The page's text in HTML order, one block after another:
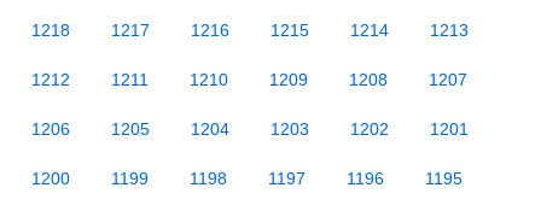
1218 1217 1216 1215 1214 1213
1212 1211 1210 1209 1208 1207
1206 1205 1204 1203 1202 1201
1200 1199 1198 1197 1196 1195